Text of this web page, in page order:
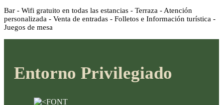
Bar - Wifi gratuito en todas las estancias - Terraza - Atención
personalizada - Venta de entradas - Folletos e Información turística -
Juegos de mesa
Entorno Privilegiado